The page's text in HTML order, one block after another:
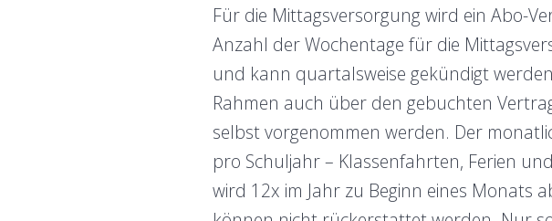
Für die Mittagsversorgung wird ein Abo-
Anzahl der Wochentage für die
und kann quartalsweise gekündigt
Rahmen auch über den gebuchten
selbst vorgenommen werden. Der
pro Schuljahr – Klassenfahrten, Ferien
wird 12x im Jahr zu Beginn eines Monats